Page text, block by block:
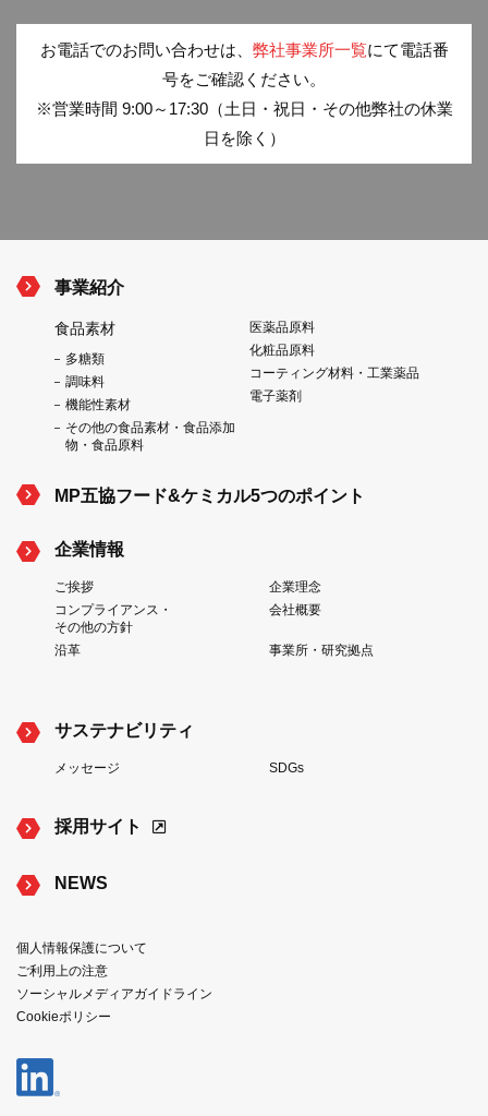
お電話でのお問い合わせは、 弊社事業所一覧にて電話番
号をご確認ください。
※営業時間 9:00～17:30（土日・祝日・その他弊社の休業
日を除く）
事業紹介
食品素材
多糖類
調味料
機能性素材
その他の食品素材・食品添加
物・食品原料
医薬品原料
化粧品原料
コーティング材料・工業薬品
電子薬剤
MP五協フード&ケミカル5つのポイント
企業情報
ご挨拶
企業理念
コンプライアンス・
その他の方針
会社概要
沿革 事業所・研究拠点
サステナビリティ
メッセージ SDGs
採用サイト
NEWS
個人情報保護について
ご利用上の注意
ソーシャルメディアガイドライン
Cookieポリシー